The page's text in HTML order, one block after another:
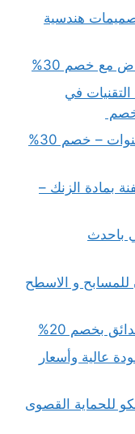
هندسية
مع خصم 30%
في
تركيب هناجر وسواتر قرميد يدوم لسنوات – خصم 30%
بمادة الزنك –
باحدث
للمسابح و الاسطح
بخصم 20%
عالية وأسعار
للحماية القصوى